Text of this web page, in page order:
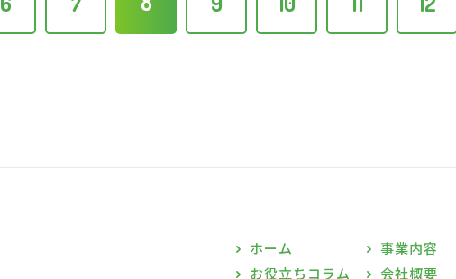
ホーム 事業内容
お役立ちコラム
会社概要